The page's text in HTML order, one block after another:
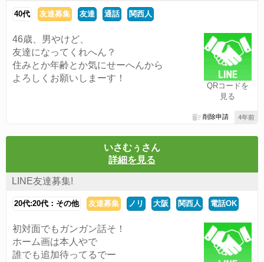
40代 友達募集 友達 通話 関西人
QRコードを
見る
46歳、男やけど、
友達になってくれへん？
住みとか年齢とか気にせーへんから
よろしくお願いしまーす！
4年前
削除申請
いさむぅさん
詳細を見る
LINE友達募集!
20代:20代：その他 友達募集 ノリ 大阪 関西人 電話OK
初対面でもガンガン話そ！
ホーム画は本人やで
誰でも追加待ってるでー